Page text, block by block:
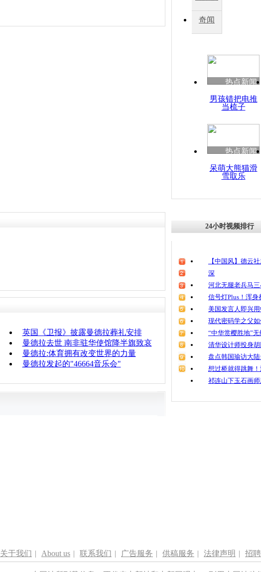
秀
奇闻
热点新闻
男孩错把电推
当梳子
热点新闻
呆萌大熊猫滑
雪取乐
英国《卫报》披露曼德拉葬礼安排
曼德拉去世 南非驻华使馆降半旗致哀
曼德拉:体育拥有改变世界的力量
曼德拉发起的"46664音乐会"
24小时视频排行
【中国风】德云
深
河北无腿老兵马
信号灯Plus！浑身
美国发言人即兴
现代密码学之父
“中华赏樱胜地”
清华设计师投身
盘点韩国瑜访大
想过桥就得跳舞
祁连山下玉石画
关于我们 | About us | 联系我们 | 广告服务 | 供稿服务 | 法律声明 | 招